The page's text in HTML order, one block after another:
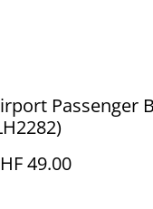
Passenger
49.00